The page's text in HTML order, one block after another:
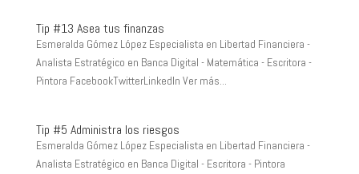
Tip #13 Asea tus finanzas
Esmeralda Gómez López Especialista en Libertad Financiera -
Analista Estratégico en Banca Digital - Matemática - Escritora -
Pintora FacebookTwitterLinkedIn Ver más...
Tip #5 Administra los riesgos
Esmeralda Gómez López Especialista en Libertad Financiera -
Analista Estratégico en Banca Digital - Escritora - Pintora